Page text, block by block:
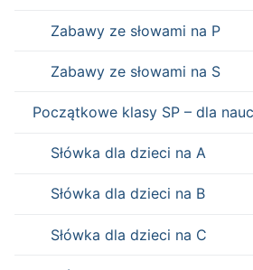
Zabawy ze słowami na P
Zabawy ze słowami na S
Początkowe klasy SP – dla
Słówka dla dzieci na A
Słówka dla dzieci na B
Słówka dla dzieci na C